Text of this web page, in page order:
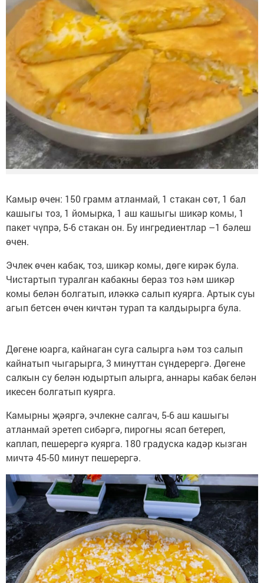
Камыр өчен: 150 грамм атланмай, 1 стакан сөт, 1 бал
кашыгы тоз, 1 йомырка, 1 аш кашыгы шикәр комы, 1
пакет чүпрә, 5-6 стакан он. Бу ингредиентлар –1 бәлеш
өчен.
Эчлек өчен кабак, тоз, шикәр комы, дөге кирәк була.
Чистартып туралган кабакны бераз тоз һәм шикәр
комы белән болгатып, иләккә салып куярга. Артык суы
агып бетсен өчен кичтән турап та калдырырга була.
Дөгене юарга, кайнаган суга салырга һәм тоз салып
кайнатып чыгарырга, 3 минуттан сүндерергә. Дөгене
салкын су белән юдыртып алырга, аннары кабак белән
икесен болгатып куярга.
Камырны җәяргә, эчлекне салгач, 5-6 аш кашыгы
атланмай эретеп сибәргә, пирогны ясап бетереп,
каплап, пешерергә куярга. 180 градуска кадәр кызган
мичтә 45-50 минут пешерергә.